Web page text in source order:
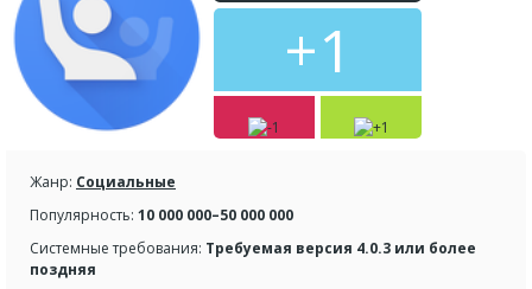
+1
Жанр: Социальные
Популярность: 10 000 000–50 000 000
Системные требования: Требуемая версия 4.0.3 или более
поздняя